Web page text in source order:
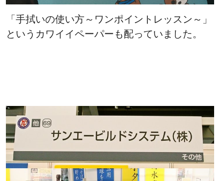
「手拭いの使い方～ワンポイントレッスン～」
というカワイイペーパーも配っていました。